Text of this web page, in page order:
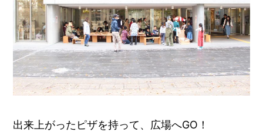
出来上がったピザを持って、広場へGO！